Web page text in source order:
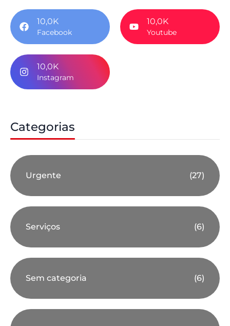
10,0K
Facebook
10,0K
Youtube
10,0K
Instagram
Categorias
Urgente (27)
Serviços (6)
Sem categoria (6)